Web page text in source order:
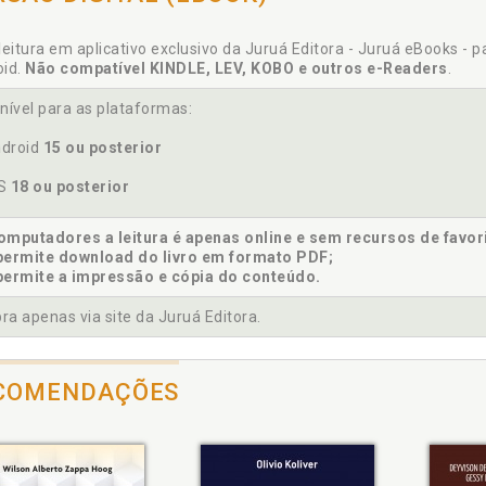
de Processo Civil. Perícia contábil no âmbito do Código de
Profissional do Contador (CEPC): Resolução CFC 1.307 de
Perícia contábil judicial: definição conceitual, objetivos e
fundamentais. Breve histórico e conceitos fundamentais
Federal de Contabilidade. Normas do Conselho
finais, p. 137
Perícia contábil judicial: definição conceitual, objetivos e
(EQT); NBC PG 12 (R3). Educação continuada, p. 21
NBC PP 01; NBC TP 01; educação profissional continuada -
Perícia contábil judicial: definição conceitual,
em aplicativo exclusivo da Juruá Editora - Juruá eBooks -
Não compatível KINDLE, LEV, KOBO e outros e-Readers.
para as plataformas:
15 ou posterior
18 ou posterior
a leitura é apenas online e sem recursos de
download do livro em formato PDF;
a impressão e cópia do conteúdo.
apenas via site da Juruá Editora.